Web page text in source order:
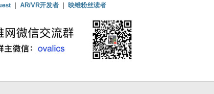
| AR/VR开发者 | 映维粉丝读者